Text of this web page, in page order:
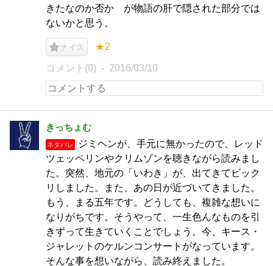
きたなのか否か が物語の肝で隠された部分では
ないかと思う。
ナイス ★2
コメント(0) 2016/03/10
きっちょむ
ネタバレ
ジミヘンが、手元に無かったので、レッド
ツェッペリンやクリムゾンを聴きながら読みまし
た。突然、地元の「いわき」が、出てきてビック
リしました。また、あの日が近づいてきました。
もう、まる五年です。どうしても、複雑な想いに
なりがちです。そうやって、一生色んなものを引
きずって生きていくことでしょう。今、キース・
ジャレットのケルンコンサートがなっています。
そんな事を想いながら、読み終えました。